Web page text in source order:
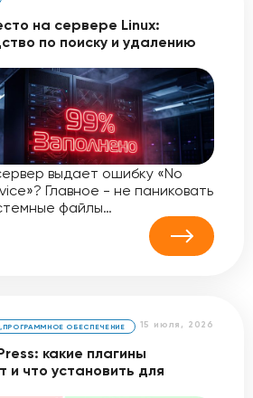
на сервере Linux:
по поиску и удалению
выдает ошибку «No
Главное - не паниковать
файлы…
15 июля, 2026
,ПРОГРАММНОЕ ОБЕСПЕЧЕНИЕ
какие плагины
и что установить для